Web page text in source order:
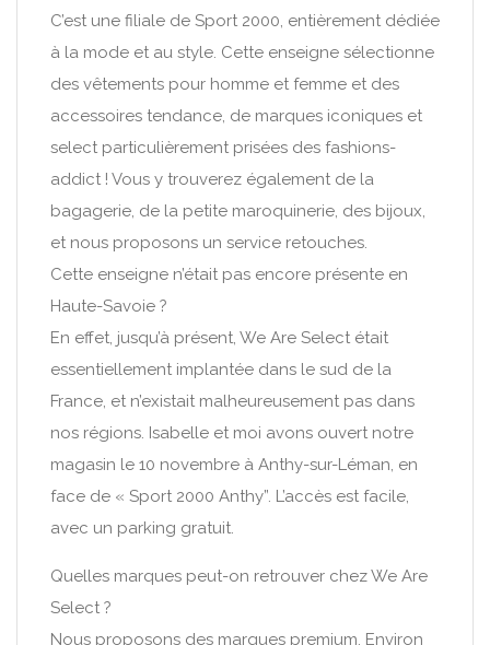
C’est une filiale de Sport 2000, entièrement dédiée
à la mode et au style. Cette enseigne sélectionne
des vêtements pour homme et femme et des
accessoires tendance, de marques iconiques et
select particulièrement prisées des fashions-
addict ! Vous y trouverez également de la
bagagerie, de la petite maroquinerie, des bijoux,
et nous proposons un service retouches.
Cette enseigne n’était pas encore présente en
Haute-Savoie ?
En effet, jusqu’à présent, We Are Select était
essentiellement implantée dans le sud de la
France, et n’existait malheureusement pas dans
nos régions. Isabelle et moi avons ouvert notre
magasin le 10 novembre à Anthy-sur-Léman, en
face de « Sport 2000 Anthy”. L’accès est facile,
avec un parking gratuit.
Quelles marques peut-on retrouver chez We Are
Select ?
Nous proposons des marques premium. Environ